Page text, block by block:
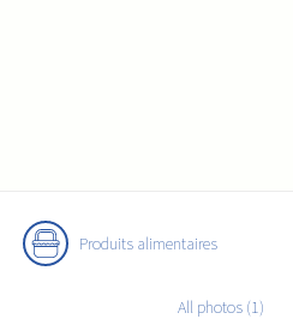
Produits alimentaires
All photos (1)